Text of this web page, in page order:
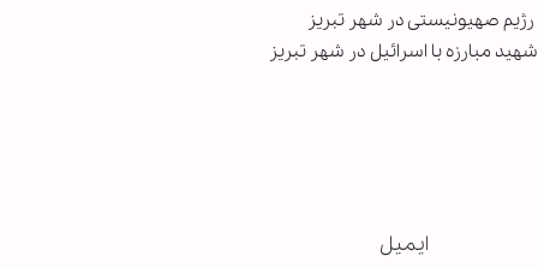
مبارزه با اسرائیل در شهر تبریز
ایمیل